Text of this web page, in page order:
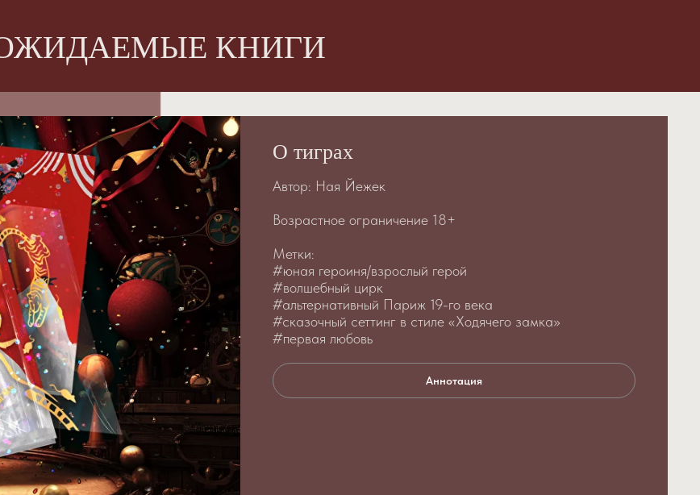
КНИГИ
О тиграх
Автор: Ная Йежек
Возрастное ограничение 18+
Метки:
#юная героиня/взрослый герой
#волшебный цирк
#альтернативный Париж 19-го века
#сказочный сеттинг в стиле «Ходячего замка»
#первая любовь
Аннотация